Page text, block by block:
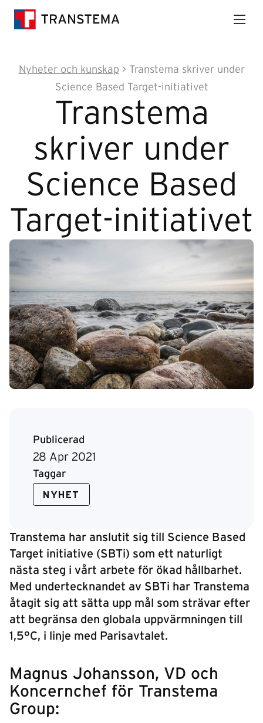
Nyheter och kunskap > Transtema skriver under
Science Based Target-initiativet
Transtema
skriver under
Science Based
Target-initiativet
Publicerad
28 Apr 2021
Taggar
NYHET
Transtema har anslutit sig till Science Based
Target initiative (SBTi) som ett naturligt
nästa steg i vårt arbete för ökad hållbarhet.
Med undertecknandet av SBTi har Transtema
åtagit sig att sätta upp mål som strävar efter
att begränsa den globala uppvärmningen till
1,5°C, i linje med Parisavtalet.
Magnus Johansson, VD och
Koncernchef för Transtema
Group: